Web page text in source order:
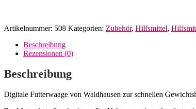
Artikelnummer: 508 Kategorien: Zubehör, Hilfsmittel,
Beschreibung
Rezensionen (0)
Beschreibung
Digitale Futterwaage von Waldhausen zur schnellen